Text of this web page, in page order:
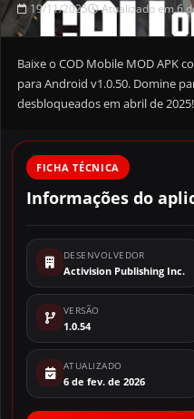
19/11/2025 Atualizado em 6
Baixe o COD Mobile MOD APK
para Android v1.0.50. Domine
desbloqueados em abril de 2025!
FICHA TÉCNICA
Informações do
DESENVOLVEDOR
Activision Publishing Inc.
VERSÃO
1.0.54
ATUALIZADO
6 de fev. de 2026